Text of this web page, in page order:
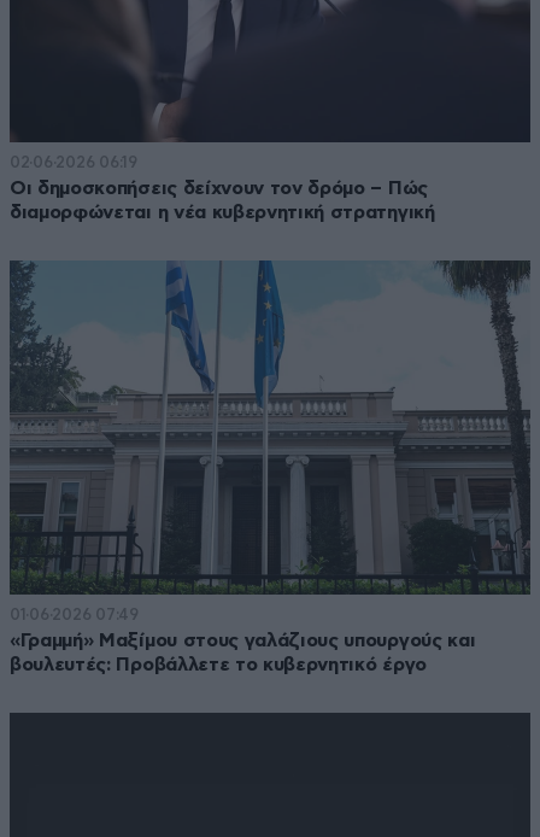
02·06·2026 06:19
Οι δημοσκοπήσεις δείχνουν τον δρόμο – Πώς
διαμορφώνεται η νέα κυβερνητική στρατηγική
01·06·2026 07:49
«Γραμμή» Μαξίμου στους γαλάζιους υπουργούς και
βουλευτές: Προβάλλετε το κυβερνητικό έργο